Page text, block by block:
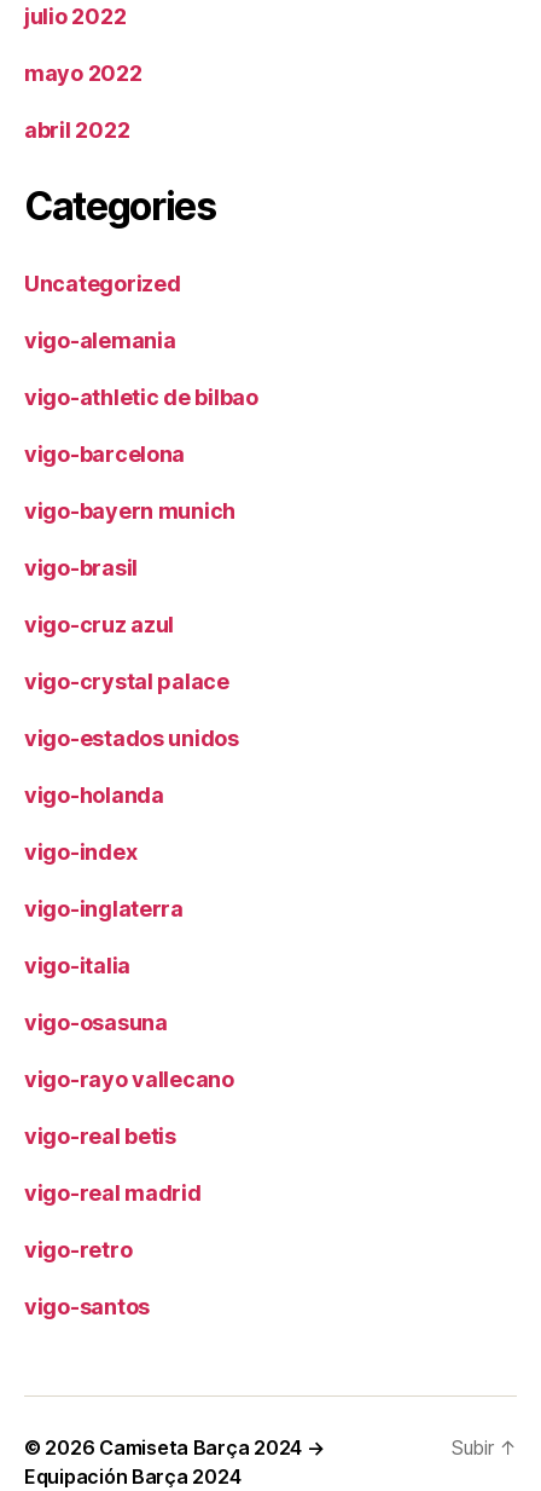
julio 2022
mayo 2022
abril 2022
Categories
Uncategorized
vigo-alemania
vigo-athletic de bilbao
vigo-barcelona
vigo-bayern munich
vigo-brasil
vigo-cruz azul
vigo-crystal palace
vigo-estados unidos
vigo-holanda
vigo-index
vigo-inglaterra
vigo-italia
vigo-osasuna
vigo-rayo vallecano
vigo-real betis
vigo-real madrid
vigo-retro
vigo-santos
© 2026 Camiseta Barça 2024 →
Equipación Barça 2024
Subir ↑